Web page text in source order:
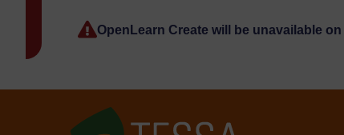
OpenLearn Create will be unavailable